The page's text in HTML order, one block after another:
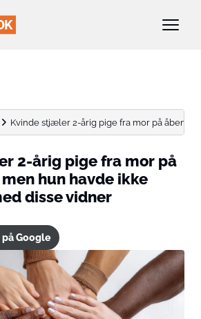
Kvinde stjæler 2-årig pige fra mor på åben
2-årig pige fra mor på
hun havde ikke
disse vidner
Google